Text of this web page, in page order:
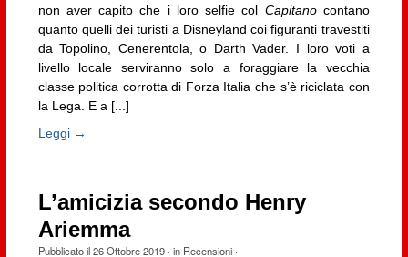
non aver capito che i loro selfie col Capitano contano
quanto quelli dei turisti a Disneyland coi figuranti travestiti
da Topolino, Cenerentola, o Darth Vader. I loro voti a
livello locale serviranno solo a foraggiare la vecchia
classe politica corrotta di Forza Italia che s’è riciclata con
la Lega. E a [...]
Leggi →
L’amicizia secondo Henry
Ariemma
Pubblicato il26 Ottobre 2019· in Recensioni·